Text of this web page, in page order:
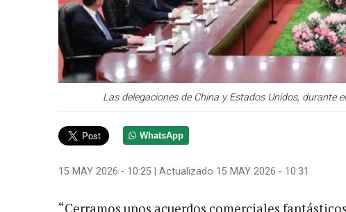
Las delegaciones de China y Estados Unidos, durante
WhatsApp
15 MAY 2026 - 10:25 | Actualizado 15 MAY 2026 - 10:31
“Cerramos unos acuerdos comerciales